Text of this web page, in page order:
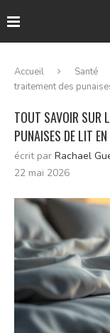
Accueil Santé
traitement des
TOUT SAVOIR SUR
PUNAISES DE LIT
écrit par Rachael
22 mai 2026